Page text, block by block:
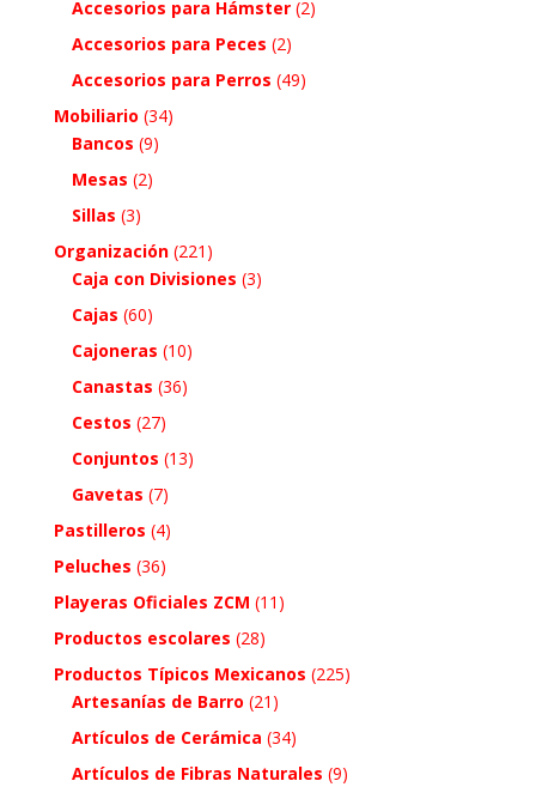
Accesorios para Hámster (2)
Accesorios para Peces (2)
Accesorios para Perros (49)
Mobiliario (34)
Bancos (9)
Mesas (2)
Sillas (3)
Organización (221)
Caja con Divisiones (3)
Cajas (60)
Cajoneras (10)
Canastas (36)
Cestos (27)
Conjuntos (13)
Gavetas (7)
Pastilleros (4)
Peluches (36)
Playeras Oficiales ZCM (11)
Productos escolares (28)
Productos Típicos Mexicanos (225)
Artesanías de Barro (21)
Artículos de Cerámica (34)
Artículos de Fibras Naturales (9)